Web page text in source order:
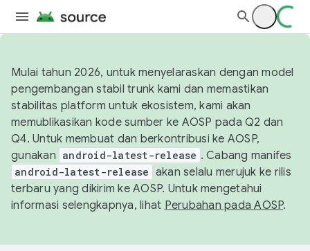
Mulai tahun 2026, untuk menyelaraskan dengan model
pengembangan stabil trunk kami dan memastikan
stabilitas platform untuk ekosistem, kami akan
memublikasikan kode sumber ke AOSP pada Q2 dan
Q4. Untuk membuat dan berkontribusi ke AOSP,
gunakan android-latest-release . Cabang manifes
android-latest-release akan selalu merujuk ke rilis
terbaru yang dikirim ke AOSP. Untuk mengetahui
informasi selengkapnya, lihat Perubahan pada AOSP.